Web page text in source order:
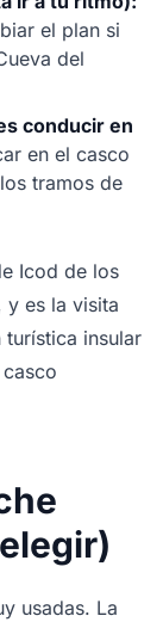
el plan si
del
conducir en
en el casco
tramos de
Icod de los
y es la visita
turística insular
usadas. La